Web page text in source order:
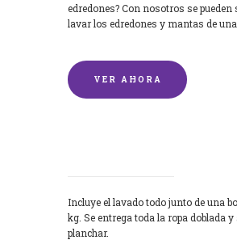
edredones? Con nosotros se pueden
lavar los edredones y mantas de
VER AHORA
Incluye el lavado todo junto de una
kg. Se entrega toda la ropa doblada
planchar.